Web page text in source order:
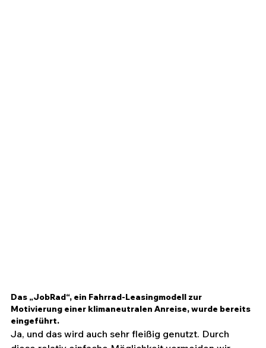
Das „JobRad“, ein Fahrrad-Leasingmodell zur
Motivierung einer klimaneutralen Anreise, wurde bereits
eingeführt.
Ja, und das wird auch sehr fleißig genutzt. Durch